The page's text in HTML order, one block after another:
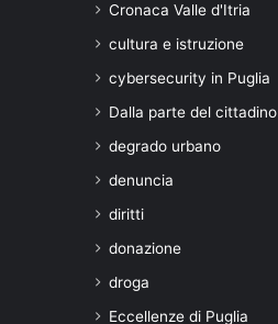
Cronaca Valle d'Itria
cultura e istruzione
cybersecurity in Puglia
Dalla parte del cittadino
degrado urbano
denuncia
diritti
donazione
droga
Eccellenze di Puglia